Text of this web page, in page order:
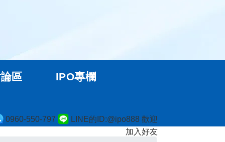
0960-550-797
LINE的ID:@ipo888 歡迎
加入好友
區 IPO專欄